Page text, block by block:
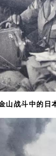
山战斗中的日